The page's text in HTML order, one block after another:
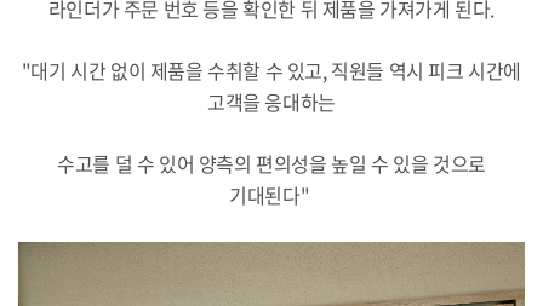
라인더가 주문 번호 등을 확인한 뒤 제품을 가져가게 된다.
"대기 시간 없이 제품을 수취할 수 있고, 직원들 역시 피크 시간에
고객을 응대하는
수고를 덜 수 있어 양측의 편의성을 높일 수 있을 것으로
기대된다"